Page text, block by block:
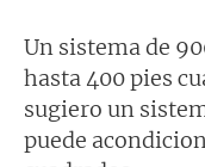
j
e
Un sistema de
hasta 400 pies
sugiero un
puede